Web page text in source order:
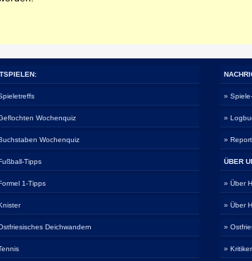
Wochenquiz
Wochenquiz
Tipps
1-Tipps
Deichwandern
»
»
»
ÜBER
» Über
» Über
»
»